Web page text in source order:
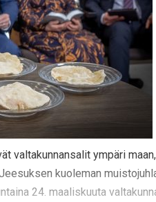
valtakunnansalit ympäri
kuoleman
24. maaliskuuta